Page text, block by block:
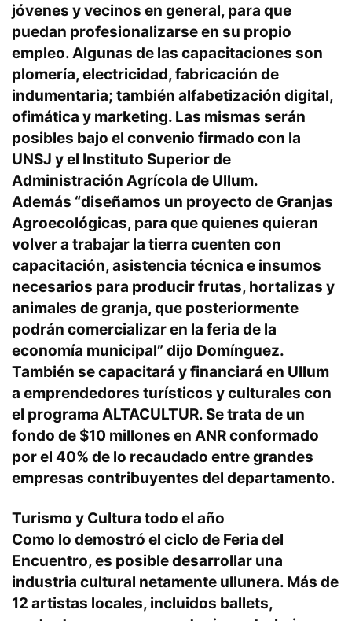
jóvenes y vecinos en general, para que
puedan profesionalizarse en su propio
empleo. Algunas de las capacitaciones son
plomería, electricidad, fabricación de
indumentaria; también alfabetización digital,
ofimática y marketing. Las mismas serán
posibles bajo el convenio firmado con la
UNSJ y el Instituto Superior de
Administración Agrícola de Ullum.
Además “diseñamos un proyecto de Granjas
Agroecológicas, para que quienes quieran
volver a trabajar la tierra cuenten con
capacitación, asistencia técnica e insumos
necesarios para producir frutas, hortalizas y
animales de granja, que posteriormente
podrán comercializar en la feria de la
economía municipal” dijo Domínguez.
También se capacitará y financiará en Ullum
a emprendedores turísticos y culturales con
el programa ALTACULTUR. Se trata de un
fondo de $10 millones en ANR conformado
por el 40% de lo recaudado entre grandes
empresas contribuyentes del departamento.
Turismo y Cultura todo el año
Como lo demostró el ciclo de Feria del
Encuentro, es posible desarrollar una
industria cultural netamente ullunera. Más de
12 artistas locales, incluidos ballets,